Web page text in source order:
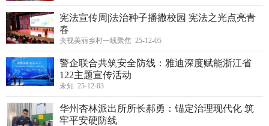
宪法宣传周|法治种子播撒校园 宪法之光点亮青
春
央视美丽乡村一线聚焦 25-12-05
警企联合共筑安全防线：雅迪深度赋能浙江省
122主题宣传活动
未知 25-12-03
华州杏林派出所所长郝勇：锚定治理现代化 筑
牢平安硬防线